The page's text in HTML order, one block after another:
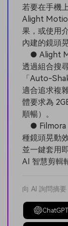
若要在手機
Alight
果，或使用
內建的鏡頭
● Alight
透過組合搜
「Auto-
適合追求複
體要求為
順暢）。
● Filmora
種鏡頭晃動
並一鍵套用
AI 智慧剪輯
向 AI 詢問摘要
ChatGPT